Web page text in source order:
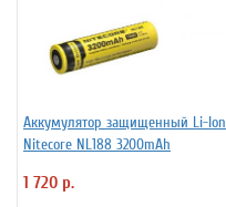
Аккумулятор защищенный Li-Ion
Niteсore NL188 3200mAh
1 720 р.